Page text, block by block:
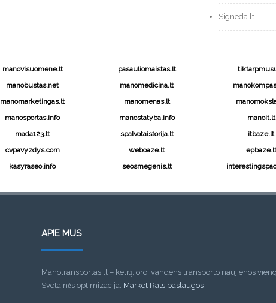
Signeda.lt
manovisuomene.lt pasauliomaistas.lt
manobustas.net manomedicina.lt
manomarketingas.lt manomenas.lt
manosportas.info manostatyba.info
manoit.lt
mada123.lt spalvotaistorija.lt
itbaze.lt
cvpavyzdys.com weboaze.lt
epbaze.lt
kasyraseo.info seosmegenis.lt
APIE MUS
Manotransportas.lt – kelių, oro, vandens transporto naujienos
Svetainės optimizacija: Market Rats paslaugos